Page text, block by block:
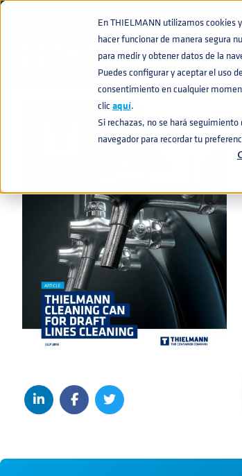
En THIELMANN utilizamos cookies
hacer funcionar de manera segura
para medir y obtener datos de la
Puedes configurar y aceptar el uso
consentimiento en cualquier
clic aquí.
Si rechazas, no se hará
navegador para recordar tu
BASE DE CONOCIMIENTOnavigate_next EL CONTENEDOR